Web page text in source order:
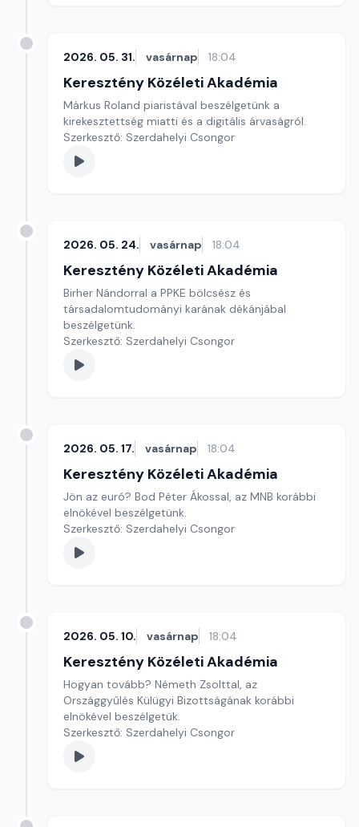
2026. 05. 31. vasárnap 18:04
Keresztény Közéleti Akadémia
Márkus Roland piaristával beszélgetünk a
kirekesztettség miatti és a digitális árvaságról.
Szerkesztő: Szerdahelyi Csongor
2026. 05. 24. vasárnap 18:04
Keresztény Közéleti Akadémia
Birher Nándorral a PPKE bölcsész és
társadalomtudományi karának dékánjábal
beszélgetünk.
Szerkesztő: Szerdahelyi Csongor
2026. 05. 17. vasárnap 18:04
Keresztény Közéleti Akadémia
Jön az euró? Bod Péter Ákossal, az MNB korábbi
elnökével beszélgetünk.
Szerkesztő: Szerdahelyi Csongor
2026. 05. 10. vasárnap 18:04
Keresztény Közéleti Akadémia
Hogyan tovább? Németh Zsolttal, az
Országgyűlés Külügyi Bizottságának korábbi
elnökével beszélgetük.
Szerkesztő: Szerdahelyi Csongor